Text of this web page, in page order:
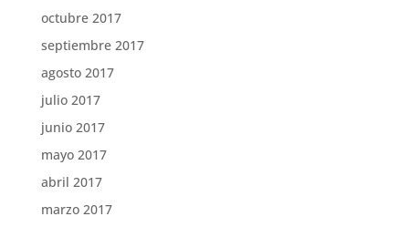
octubre 2017
septiembre 2017
agosto 2017
julio 2017
junio 2017
mayo 2017
abril 2017
marzo 2017